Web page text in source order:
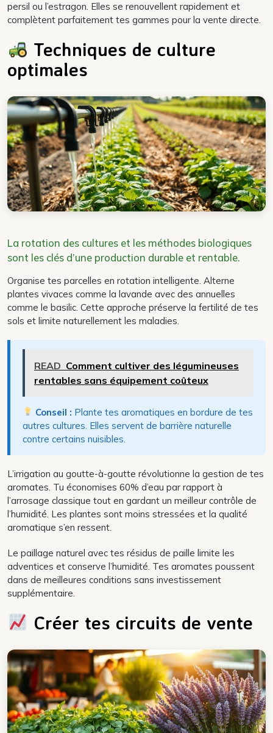
persil ou l’estragon. Elles se renouvellent rapidement et
complètent parfaitement tes gammes pour la vente directe.
Techniques de culture
optimales
La rotation des cultures et les méthodes biologiques
sont les clés d’une production durable et rentable.
Organise tes parcelles en rotation intelligente. Alterne
plantes vivaces comme la lavande avec des annuelles
comme le basilic. Cette approche préserve la fertilité de tes
sols et limite naturellement les maladies.
READ Comment cultiver des légumineuses
rentables sans équipement coûteux
Conseil : Plante tes aromatiques en bordure de tes
autres cultures. Elles servent de barrière naturelle
contre certains nuisibles.
L’irrigation au goutte-à-goutte révolutionne la gestion de tes
aromates. Tu économises 60% d’eau par rapport à
l’arrosage classique tout en gardant un meilleur contrôle de
l’humidité. Les plantes sont moins stressées et la qualité
aromatique s’en ressent.
Le paillage naturel avec tes résidus de paille limite les
adventices et conserve l’humidité. Tes aromates poussent
dans de meilleures conditions sans investissement
supplémentaire.
Créer tes circuits de vente